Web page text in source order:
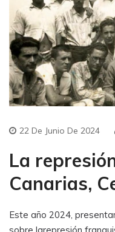
22 De Junio De 2024
La
Canarias,
Este año 2024,